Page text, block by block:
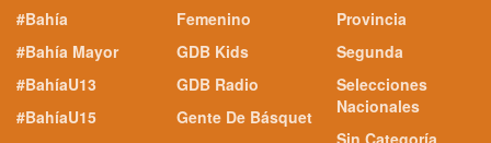
#Bahía
#Bahía Mayor
#BahíaU13
#BahíaU15
Femenino
GDB Kids
GDB Radio
Gente De Básquet
Provincia
Segunda
Selecciones
Nacionales
Sin Categoría